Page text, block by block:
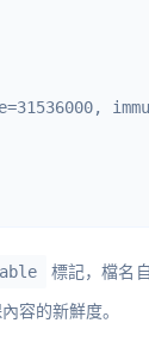
標記，檔名
容的新鮮度。